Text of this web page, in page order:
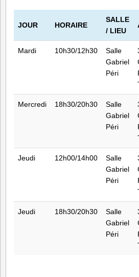
JOUR HORAIRE
SALLE
/ LIEU
Mardi 10h30/12h30
Salle
Gabriel
Péri
Mercredi 18h30/20h30
Salle
Gabriel
Péri
Jeudi 12h00/14h00
Salle
Gabriel
Péri
Jeudi 18h30/20h30
Salle
Gabriel
Péri